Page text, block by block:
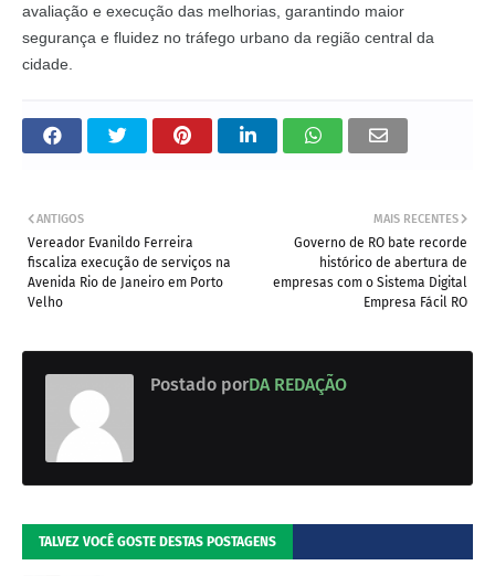
avaliação e execução das melhorias, garantindo maior
segurança e fluidez no tráfego urbano da região central da
cidade.
MAIS RECENTES
Governo de RO bate recorde
histórico de abertura de
empresas com o Sistema Digital
Empresa Fácil RO
ANTIGOS
Vereador Evanildo Ferreira
fiscaliza execução de serviços na
Avenida Rio de Janeiro em Porto
Velho
Postado porDA REDAÇÃO
TALVEZ VOCÊ GOSTE DESTAS POSTAGENS